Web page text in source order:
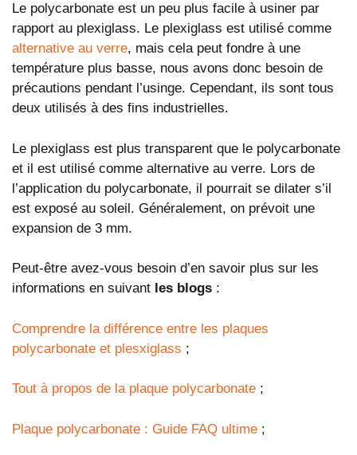
Le polycarbonate est un peu plus facile à usiner par
rapport au plexiglass. Le plexiglass est utilisé comme
alternative au verre, mais cela peut fondre à une
température plus basse, nous avons donc besoin de
précautions pendant l’usinge. Cependant, ils sont tous
deux utilisés à des fins industrielles.
Le plexiglass est plus transparent que le polycarbonate
et il est utilisé comme alternative au verre. Lors de
l’application du polycarbonate, il pourrait se dilater s’il
est exposé au soleil. Généralement, on prévoit une
expansion de 3 mm.
Peut-être avez-vous besoin d’en savoir plus sur les
informations en suivant les blogs :
Comprendre la différence entre les plaques
polycarbonate et plesxiglass ;
Tout à propos de la plaque polycarbonate ;
Plaque polycarbonate : Guide FAQ ultime ;